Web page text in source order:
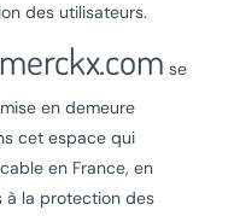
des utilisateurs.
se
en demeure
cet espace qui
en France, en
à la protection des